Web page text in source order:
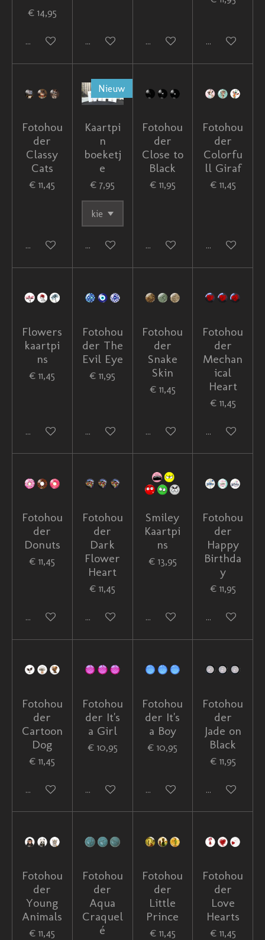
€ 14,95
In winkelwagenIn winkelwagenIn winkelwagenIn
Fotohou
der
Classy
Cats
€ 11,45
In winkelwagen
Nieuw
Kaartpi
n
boeketj
e
€ 7,95
In winkelwagen
Fotohou
der
Close to
Black
€ 11,95
In winkelwagen
Fotohou
der
Colorfu
ll Giraf
€ 11,45
In
Flowers
kaartpi
ns
€ 11,45
In winkelwagen
Fotohou
der The
Evil Eye
€ 11,95
In winkelwagen
Fotohou
der
Snake
Skin
€ 11,45
In winkelwagen
Fotohou
der
Mechan
ical
Heart
€ 11,45
In
Fotohou
der
Donuts
€ 11,45
In winkelwagen
Fotohou
der
Dark
Flower
Heart
€ 11,45
In winkelwagen
Smiley
Kaartpi
ns
€ 13,95
In winkelwagen
Fotohou
der
Happy
Birthda
y
€ 11,95
In
Fotohou
der
Cartoon
Dog
€ 11,45
In winkelwagen
Fotohou
der It's
a Girl
€ 10,95
In winkelwagen
Fotohou
der It's
a Boy
€ 10,95
In winkelwagen
Fotohou
der
Jade on
Black
€ 11,95
In
Fotohou
der
Young
Animals
€ 11,45
Fotohou
der
Aqua
Craquel
é
Fotohou
der
Little
Prince
€ 11,45
Fotohou
der
Love
Hearts
€ 11,45